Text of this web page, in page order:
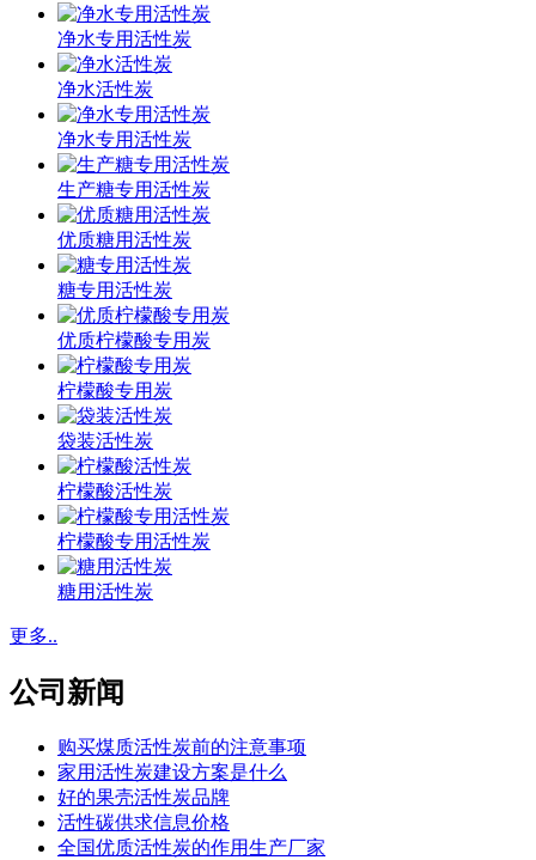
净水专用活性炭
净水活性炭
净水专用活性炭
生产糖专用活性炭
优质糖用活性炭
糖专用活性炭
优质柠檬酸专用炭
柠檬酸专用炭
袋装活性炭
柠檬酸活性炭
柠檬酸专用活性炭
糖用活性炭
更多..
公司新闻
购买煤质活性炭前的注意事项
家用活性炭建设方案是什么
好的果壳活性炭品牌
活性碳供求信息价格
全国优质活性炭的作用生产厂家